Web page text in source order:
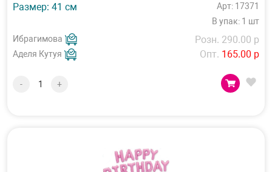
Размер: 41 см
Арт: 17371
В упак: 1 шт
Ибрагимова
Аделя Кутуя
Розн. 290.00 р
Опт. 165.00 р
- +